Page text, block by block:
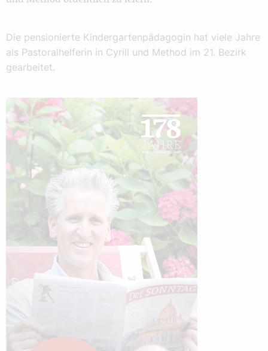
Die pensionierte Kindergartenpädagogin hat viele Jahre
als Pastoralhelferin in Cyrill und Method im 21. Bezirk
gearbeitet.